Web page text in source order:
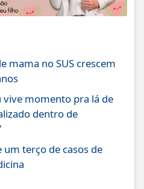
mama no SUS crescem
momento pra lá de
dentro de
terço de casos de